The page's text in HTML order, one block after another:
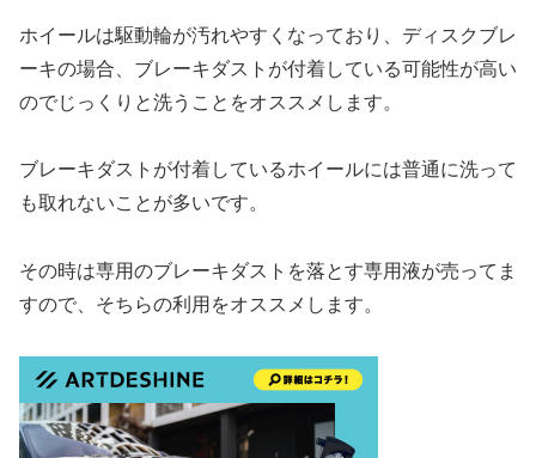
ホイールは駆動輪が汚れやすくなっており、ディスクブレ
ーキの場合、ブレーキダストが付着している可能性が高い
のでじっくりと洗うことをオススメします。
ブレーキダストが付着しているホイールには普通に洗って
も取れないことが多いです。
その時は専用のブレーキダストを落とす専用液が売ってま
すので、そちらの利用をオススメします。